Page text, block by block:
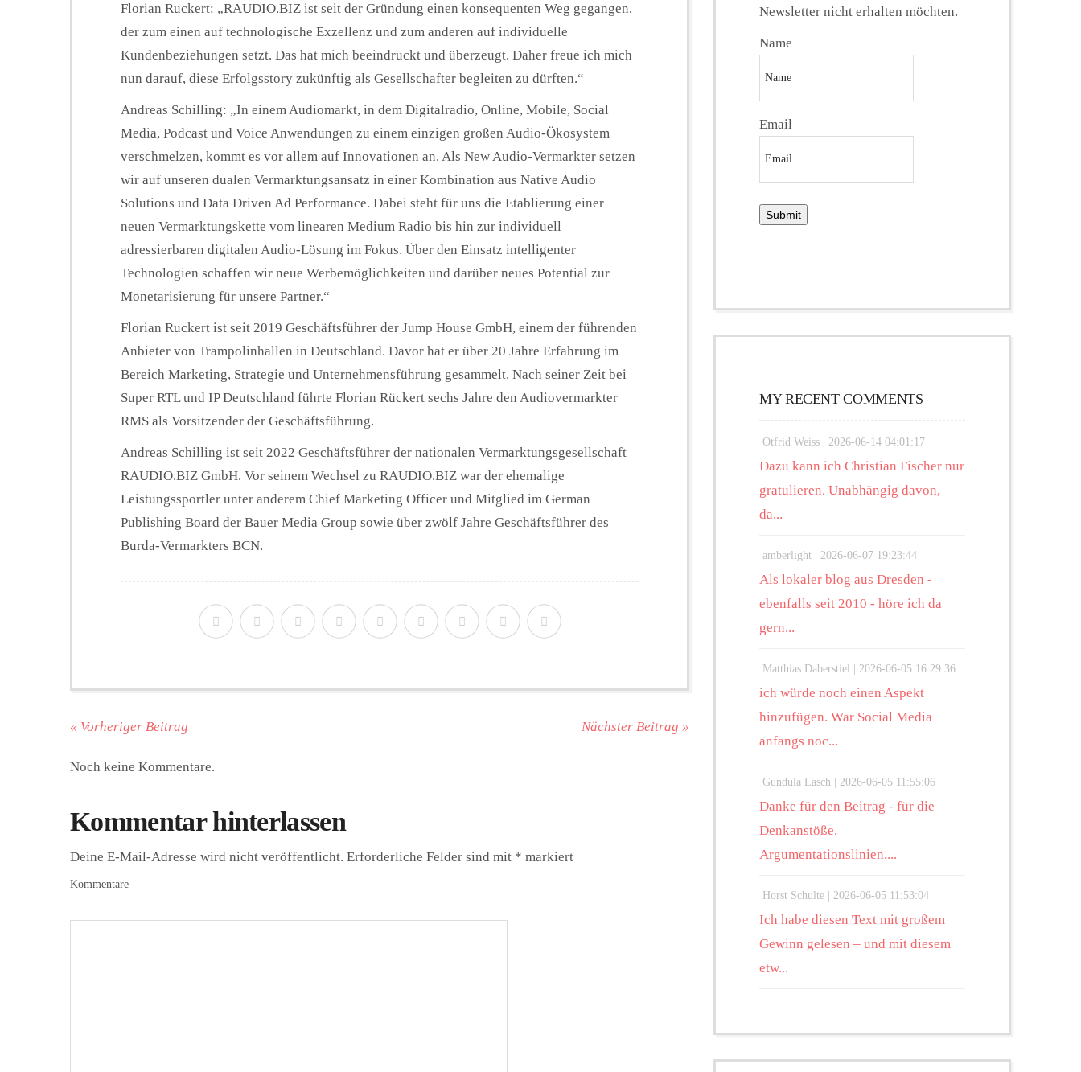
Florian Ruckert: „RAUDIO.BIZ ist seit der Gründung einen konsequenten Weg gegangen,
der zum einen auf technologische Exzellenz und zum anderen auf individuelle
Kundenbeziehungen setzt. Das hat mich beeindruckt und überzeugt. Daher freue ich mich
nun darauf, diese Erfolgsstory zukünftig als Gesellschafter begleiten zu dürften.“
Andreas Schilling: „In einem Audiomarkt, in dem Digitalradio, Online, Mobile, Social
Media, Podcast und Voice Anwendungen zu einem einzigen großen Audio-Ökosystem
verschmelzen, kommt es vor allem auf Innovationen an. Als New Audio-Vermarkter setzen
wir auf unseren dualen Vermarktungsansatz in einer Kombination aus Native Audio
Solutions und Data Driven Ad Performance. Dabei steht für uns die Etablierung einer
neuen Vermarktungskette vom linearen Medium Radio bis hin zur individuell
adressierbaren digitalen Audio-Lösung im Fokus. Über den Einsatz intelligenter
Technologien schaffen wir neue Werbemöglichkeiten und darüber neues Potential zur
Monetarisierung für unsere Partner.“
Florian Ruckert ist seit 2019 Geschäftsführer der Jump House GmbH, einem der führenden
Anbieter von Trampolinhallen in Deutschland. Davor hat er über 20 Jahre Erfahrung im
Bereich Marketing, Strategie und Unternehmensführung gesammelt. Nach seiner Zeit bei
Super RTL und IP Deutschland führte Florian Rückert sechs Jahre den Audiovermarkter
RMS als Vorsitzender der Geschäftsführung.
Andreas Schilling ist seit 2022 Geschäftsführer der nationalen Vermarktungsgesellschaft
RAUDIO.BIZ GmbH. Vor seinem Wechsel zu RAUDIO.BIZ war der ehemalige
Leistungssportler unter anderem Chief Marketing Officer und Mitglied im German
Publishing Board der Bauer Media Group sowie über zwölf Jahre Geschäftsführer des
Burda-Vermarkters BCN.
« Vorheriger Beitrag Nächster Beitrag »
Noch keine Kommentare.
Kommentar hinterlassen
Deine E-Mail-Adresse wird nicht veröffentlicht. Erforderliche Felder sind mit * markiert
Kommentare
Newsletter nicht erhalten möchten.
Name
Email
MY RECENT COMMENTS
Otfrid Weiss | 2026-06-14 04:01:17
Dazu kann ich Christian Fischer nur
gratulieren. Unabhängig davon,
da...
amberlight | 2026-06-07 19:23:44
Als lokaler blog aus Dresden -
ebenfalls seit 2010 - höre ich da
gern...
Matthias Daberstiel | 2026-06-05 16:29:36
ich würde noch einen Aspekt
hinzufügen. War Social Media
anfangs noc...
Gundula Lasch | 2026-06-05 11:55:06
Danke für den Beitrag - für die
Denkanstöße,
Argumentationslinien,...
Horst Schulte | 2026-06-05 11:53:04
Ich habe diesen Text mit großem
Gewinn gelesen – und mit diesem
etw...